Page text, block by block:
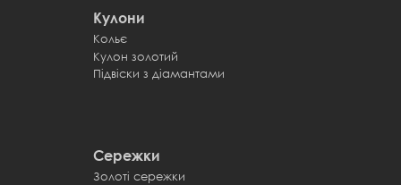
Кулони
Кольє
Кулон золотий
Підвіски з діамантами
Сережки
Золоті сережки